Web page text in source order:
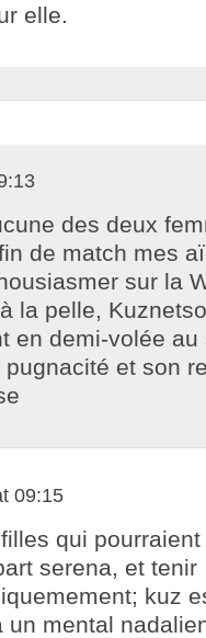
elle.
des deux
de match mes
sur la
la pelle,
en demi-volée
et son
09:15
qui
serena, et tenir
kuz
un mental